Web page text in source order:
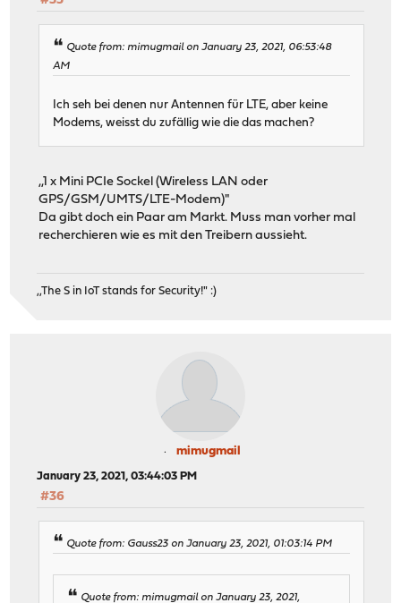
Quote from: mimugmail on January 23, 2021, 06:53:48
AM
Ich seh bei denen nur Antennen für LTE, aber keine
Modems, weisst du zufällig wie die das machen?
,,1 x Mini PCIe Sockel (Wireless LAN oder
GPS/GSM/UMTS/LTE-Modem)"
Da gibt doch ein Paar am Markt. Muss man vorher mal
recherchieren wie es mit den Treibern aussieht.
,,The S in IoT stands for Security!" :)
mimugmail
January 23, 2021, 03:44:03 PM
#36
Quote from: Gauss23 on January 23, 2021, 01:03:14 PM
Quote from: mimugmail on January 23, 2021,